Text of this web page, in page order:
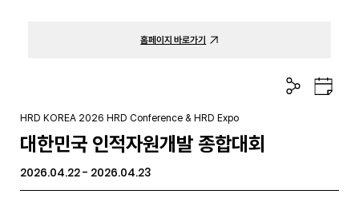
홈페이지 바로가기
공
유
구
글
HRD KOREA 2026 HRD Conference & HRD Expo
대한민국 인적자원개발 종합대회
2026.04.22 - 2026.04.23